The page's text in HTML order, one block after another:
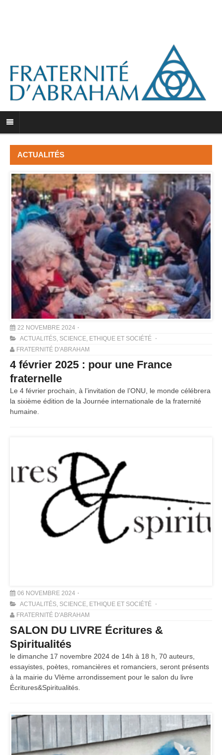
ACTUALITÉS
22 NOVEMBRE 2024
ACTUALITÉS, SCIENCE, ETHIQUE ET SOCIÉTÉ
FRATERNITÉ D'ABRAHAM
4 février 2025 : pour une France
fraternelle
Le 4 février prochain, à l’invitation de l’ONU, le monde célébrera
la sixième édition de la Journée internationale de la fraternité
humaine.
06 NOVEMBRE 2024
ACTUALITÉS SCIENCE, ETHIQUE ET SOCIÉTÉ
FRATERNITÉ D'ABRAHAM
SALON DU LIVRE Écritures &
Spiritualités
le dimanche 17 novembre 2024 de 14h à 18 h, 70 auteurs,
essayistes, poètes, romancières et romanciers, seront présents
à la mairie du VIème arrondissement pour le salon du livre
Écritures&Spiritualités.